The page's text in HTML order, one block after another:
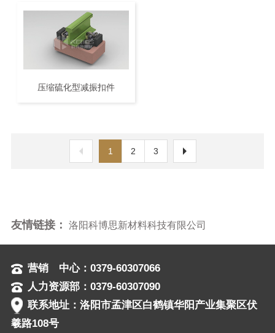
压缩硫化型减振扣件
1 2 3
友情链接： 洛阳科博思新材料科技有限公司
营销 中心：0379-60307066
人力资源部：0379-60307090
联系地址：洛阳市孟津区白鹤镇华阳产业集聚区伏
羲路108号